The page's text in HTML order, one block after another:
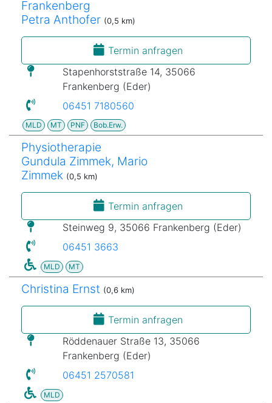
Frankenberg
Petra Anthofer (0,5 km)
Termin anfragen
Stapenhorststraße 14, 35066
Frankenberg (Eder)
06451 7180560
MLD MT PNF Bob.Erw.
Physiotherapie
Gundula Zimmek, Mario
Zimmek (0,5 km)
Termin anfragen
Steinweg 9, 35066 Frankenberg (Eder)
06451 3663
MLD MT
Christina Ernst (0,6 km)
Termin anfragen
Röddenauer Straße 13, 35066
Frankenberg (Eder)
06451 2570581
MLD